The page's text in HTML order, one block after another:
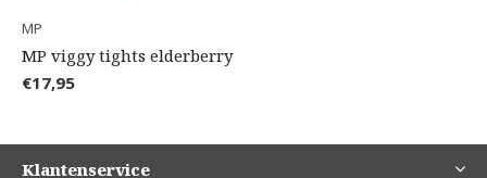
MP
MP viggy tights elderberry
€17,95
Klantenservice